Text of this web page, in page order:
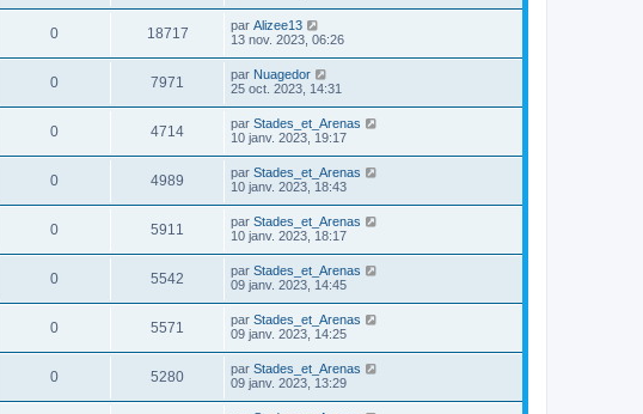
0 18717 par Alizee13
13 nov. 2023, 06:26
0 7971 par Nuagedor
25 oct. 2023, 14:31
0 4714 par Stades_et_Arenas
10 janv. 2023, 19:17
0 4989 par Stades_et_Arenas
10 janv. 2023, 18:43
0 5911 par Stades_et_Arenas
10 janv. 2023, 18:17
0 5542 par Stades_et_Arenas
09 janv. 2023, 14:45
0 5571 par Stades_et_Arenas
09 janv. 2023, 14:25
0 5280 par Stades_et_Arenas
09 janv. 2023, 13:29